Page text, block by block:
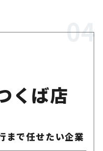
くば店
まで任せたい企業